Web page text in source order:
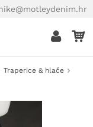
Traperice & hlače